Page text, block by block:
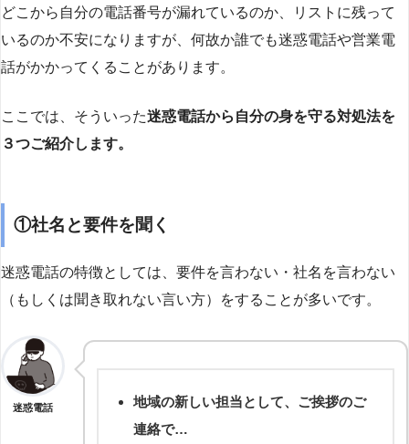
どこから自分の電話番号が漏れているのか、リストに残って
いるのか不安になりますが、何故か誰でも迷惑電話や営業電
話がかかってくることがあります。
ここでは、そういった迷惑電話から自分の身を守る対処法を
３つご紹介します。
①社名と要件を聞く
迷惑電話の特徴としては、要件を言わない・社名を言わない
（もしくは聞き取れない言い方）をすることが多いです。
迷惑電話
地域の新しい担当として、ご挨拶のご
連絡で…